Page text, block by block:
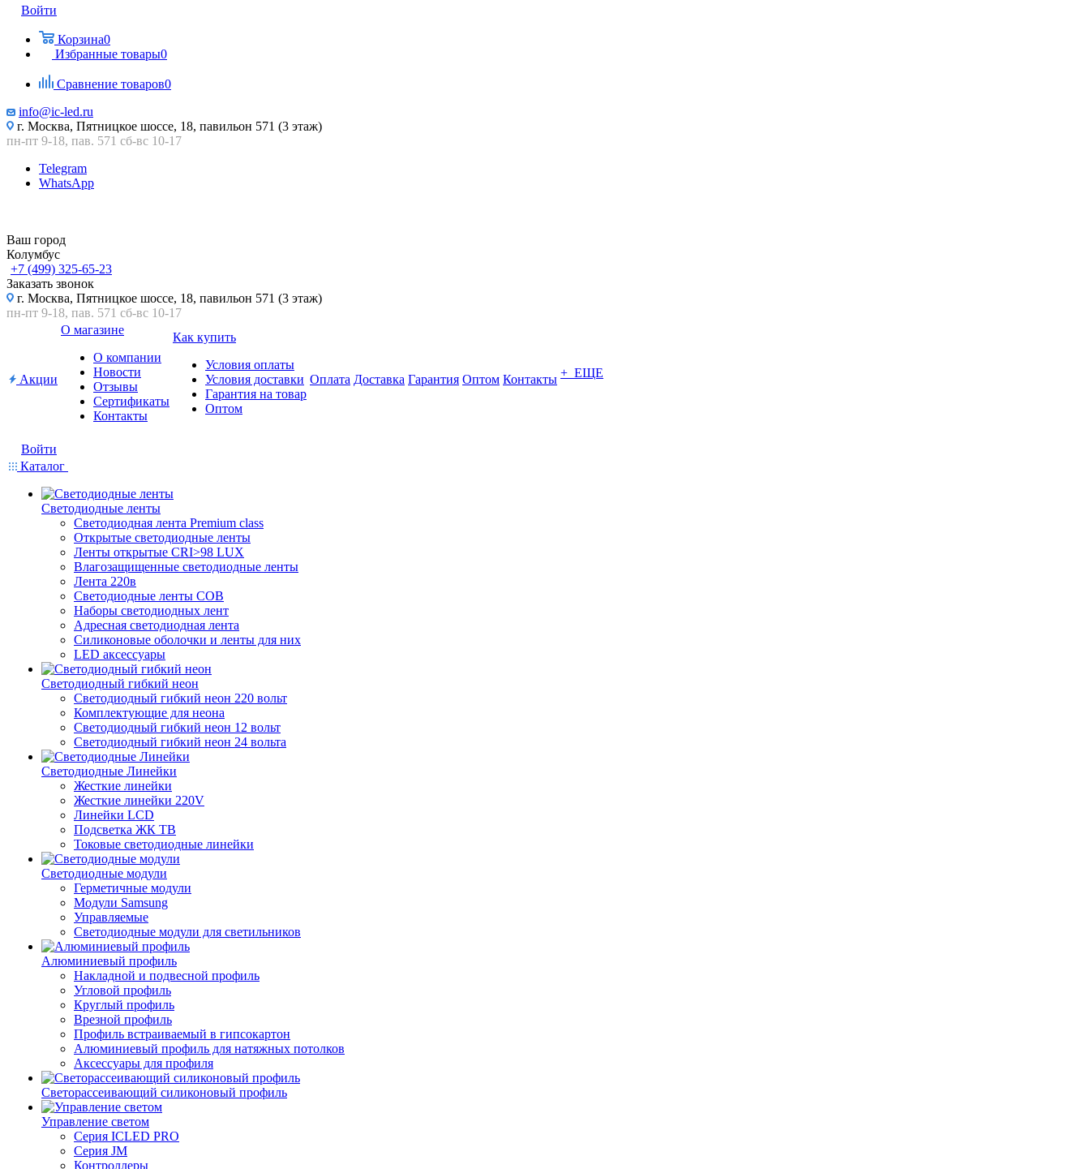
Войти
Корзина0
Избранные товары0
Сравнение товаров0
info@ic-led.ru
г. Москва, Пятницкое шоссе, 18, павильон 571 (3 этаж)
пн-пт 9-18, пав. 571 сб-вс 10-17
Telegram
WhatsApp
Ваш город
Колумбус
+7 (499) 325-65-23
Заказать звонок
г. Москва, Пятницкое шоссе, 18, павильон 571 (3 этаж)
пн-пт 9-18, пав. 571 сб-вс 10-17
Акции
О магазине
О компании
Новости
Отзывы
Сертификаты
Контакты
Как купить
Условия оплаты
Условия доставки
Гарантия на товар
Оптом
Оплата Доставка Гарантия Оптом Контакты + ЕЩЕ
Войти
Каталог
Светодиодные ленты
Светодиодная лента Premium class
Открытые светодиодные ленты
Ленты открытые CRI>98 LUX
Влагозащищенные светодиодные ленты
Лента 220в
Светодиодные ленты COB
Наборы светодиодных лент
Адресная светодиодная лента
Силиконовые оболочки и ленты для них
LED аксессуары
Светодиодный гибкий неон
Светодиодный гибкий неон 220 вольт
Комплектующие для неона
Светодиодный гибкий неон 12 вольт
Светодиодный гибкий неон 24 вольта
Светодиодные Линейки
Жесткие линейки
Жесткие линейки 220V
Линейки LCD
Подсветка ЖК ТВ
Токовые светодиодные линейки
Светодиодные модули
Герметичные модули
Модули Samsung
Управляемые
Светодиодные модули для светильников
Алюминиевый профиль
Накладной и подвесной профиль
Угловой профиль
Круглый профиль
Врезной профиль
Профиль встраиваемый в гипсокартон
Алюминиевый профиль для натяжных потолков
Аксессуары для профиля
Светорассеивающий силиконовый профиль
Управление светом
Серия ICLED PRO
Серия JM
Контроллеры